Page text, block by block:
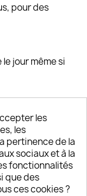
pour des
jour même si
nos clients
à 18H
les
les
pertinence de la
sociaux et à la
fonctionnalités
que des
ces cookies ?